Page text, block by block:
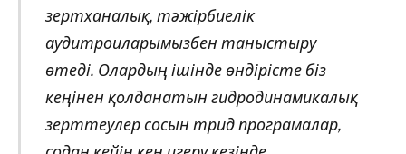
зертханалық, тәжірбиелік
аудитроиларымызбен таныстыру
өтеді. Олардың ішінде өндірісте біз
кеңінен қолданатын гидродинамикалық
зерттеулер сосын трид програмалар,